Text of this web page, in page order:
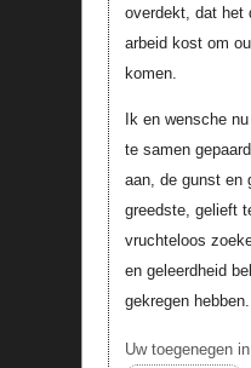
overdekt, dat het
arbeid kost om
komen.
Ik en wensche
te samen
aan, de gunst en
greedste, gelieft
vruchteloos
en geleerdheid
gekregen
Uw toegenegen in